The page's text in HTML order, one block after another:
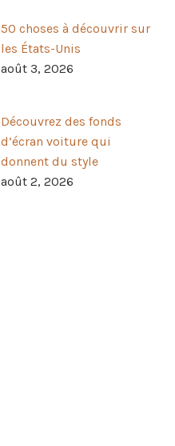
50 choses à découvrir sur
les États-Unis
août 3, 2026
Découvrez des fonds
d’écran voiture qui
donnent du style
août 2, 2026